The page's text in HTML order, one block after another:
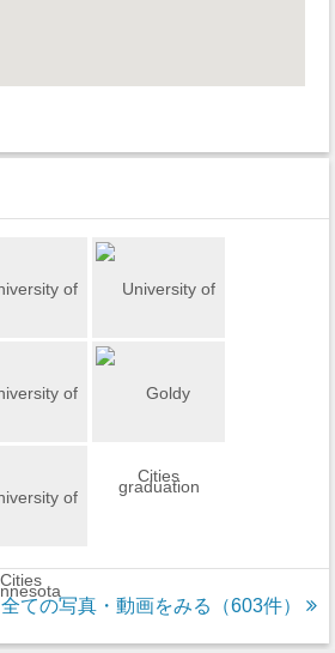
全ての写真・動画をみる（603件）